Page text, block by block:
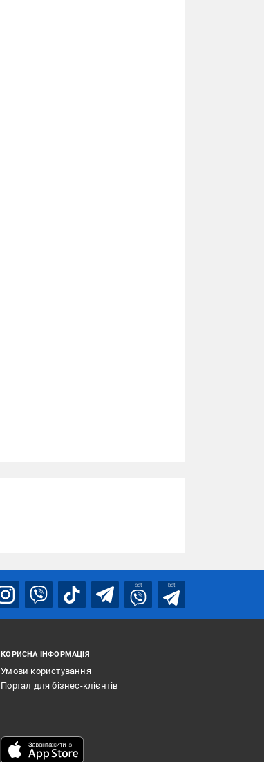
bot bot
КОРИСНА ІНФОРМАЦІЯ
Умови користування
Портал для бізнес-клієнтів